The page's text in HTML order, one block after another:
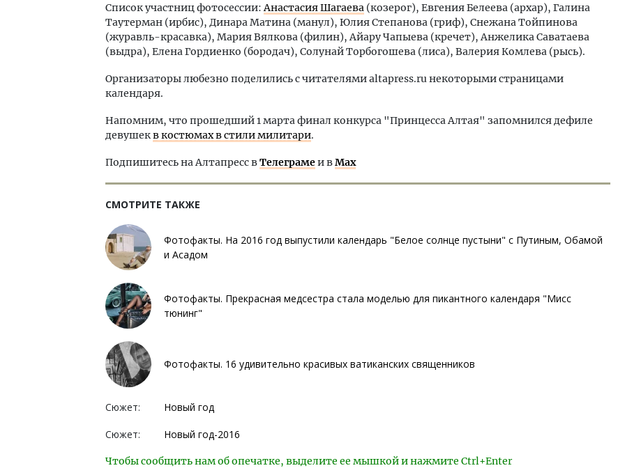
Список участниц фотосессии:Анастасия Шагаева (козерог), Евгения Белеева (архар), Галина
Таутерман (ирбис), Динара Матина (манул), Юлия Степанова (гриф), Снежана Тойпинова
(журавль-красавка), Мария Вялкова (филин), Айару Чапыева (кречет), Анжелика Саватаева
(выдра), Елена Гордиенко (бородач), Солунай Торбогошева (лиса), Валерия Комлева (рысь).
Организаторы любезно поделились с читателями altapress.ru некоторыми страницами
календаря.
Напомним, что прошедший 1 марта финал конкурса "Принцесса Алтая" запомнился дефиле
девушекв костюмах в стили милитари.
Подпишитесь на Алтапресс вТелеграмеи вMax
СМОТРИТЕ ТАКЖЕ
Фотофакты. На 2016 год выпустили календарь "Белое солнце пустыни" с Путиным, Обамой
и Асадом
Фотофакты. Прекрасная медсестра стала моделью для пикантного календаря "Мисс
тюнинг"
Фотофакты. 16 удивительно красивых ватиканских священников
Сюжет: Новый год
Сюжет: Новый год-2016
Чтобы сообщить нам об опечатке, выделите ее мышкой и нажмите Ctrl+Enter